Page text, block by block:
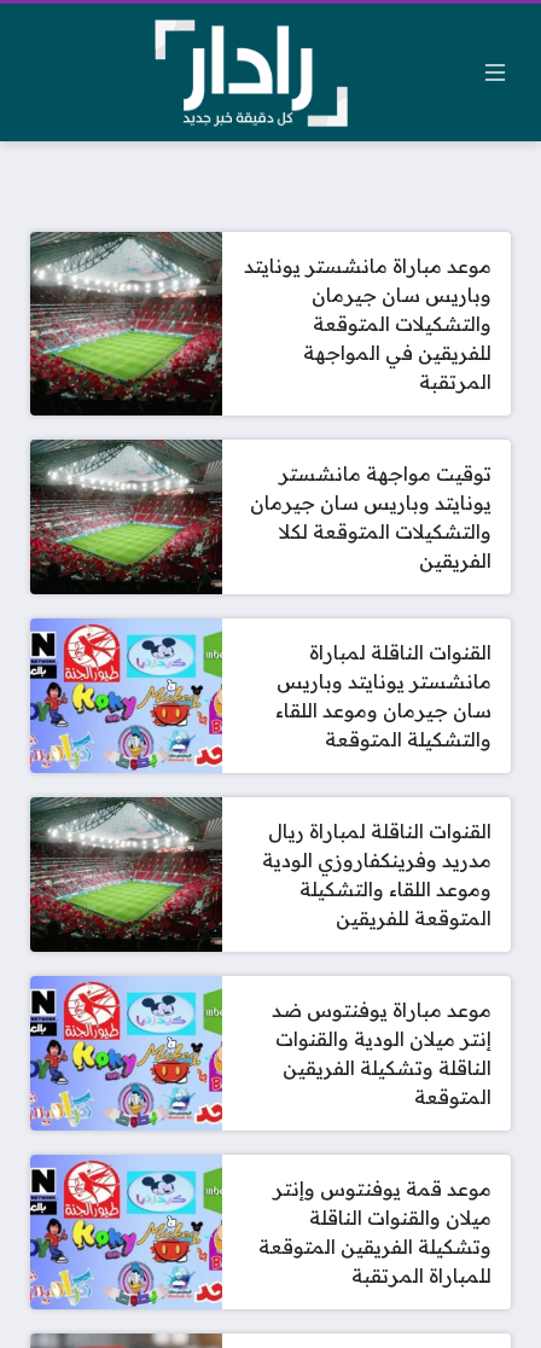
موعد مباراة مانشستر يونايتد
وباريس سان جيرمان
والتشكيلات المتوقعة
للفريقين في المواجهة
المرتقبة
توقيت مواجهة مانشستر
يونايتد وباريس سان جيرمان
والتشكيلات المتوقعة لكلا
الفريقين
القنوات الناقلة لمباراة
مانشستر يونايتد وباريس
سان جيرمان وموعد اللقاء
والتشكيلة المتوقعة
القنوات الناقلة لمباراة ريال
مدريد وفرينكفاروزي الودية
وموعد اللقاء والتشكيلة
المتوقعة للفريقين
موعد مباراة يوفنتوس ضد
إنتر ميلان الودية والقنوات
الناقلة وتشكيلة الفريقين
المتوقعة
موعد قمة يوفنتوس وإنتر
ميلان والقنوات الناقلة
وتشكيلة الفريقين المتوقعة
للمباراة المرتقبة